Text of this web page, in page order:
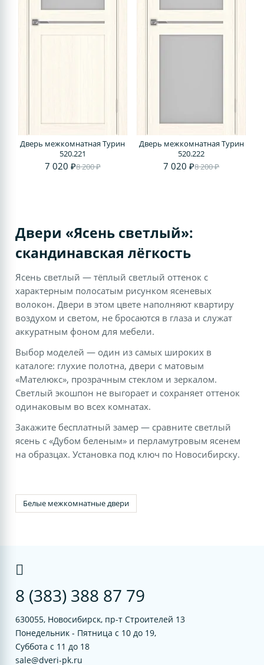
Дверь межкомнатная Турин
520.221
7 020 ₽8 200 ₽
Дверь межкомнатная Турин
520.222
7 020 ₽8 200 ₽
Двери «Ясень светлый»:
скандинавская лёгкость
Ясень светлый — тёплый светлый оттенок с
характерным полосатым рисунком ясеневых
волокон. Двери в этом цвете наполняют квартиру
воздухом и светом, не бросаются в глаза и служат
аккуратным фоном для мебели.
Выбор моделей — один из самых широких в
каталоге: глухие полотна, двери с матовым
«Мателюкс», прозрачным стеклом и зеркалом.
Светлый экошпон не выгорает и сохраняет оттенок
одинаковым во всех комнатах.
Закажите бесплатный замер — сравните светлый
ясень с «Дубом беленым» и перламутровым ясенем
на образцах. Установка под ключ по Новосибирску.
Белые межкомнатные двери
8 (383) 388 87 79
630055, Новосибирск, пр-т Строителей 13
Понедельник - Пятница с 10 до 19,
Суббота с 11 до 18
sale@dveri-pk.ru